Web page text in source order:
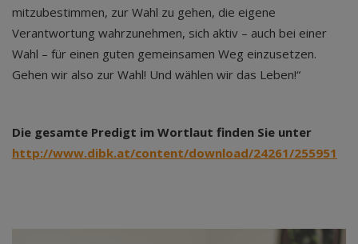
mitzubestimmen, zur Wahl zu gehen, die eigene
Verantwortung wahrzunehmen, sich aktiv – auch bei einer
Wahl – für einen guten gemeinsamen Weg einzusetzen.
Gehen wir also zur Wahl! Und wählen wir das Leben!“
Die gesamte Predigt im Wortlaut finden Sie unter
http://www.dibk.at/content/download/24261/255951